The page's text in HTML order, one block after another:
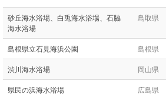
砂丘海水浴場、白兎海水浴場、石脇
海水浴場
鳥取県
島根県立石見海浜公園 島根県
渋川海水浴場 岡山県
県民の浜海水浴場 広島県